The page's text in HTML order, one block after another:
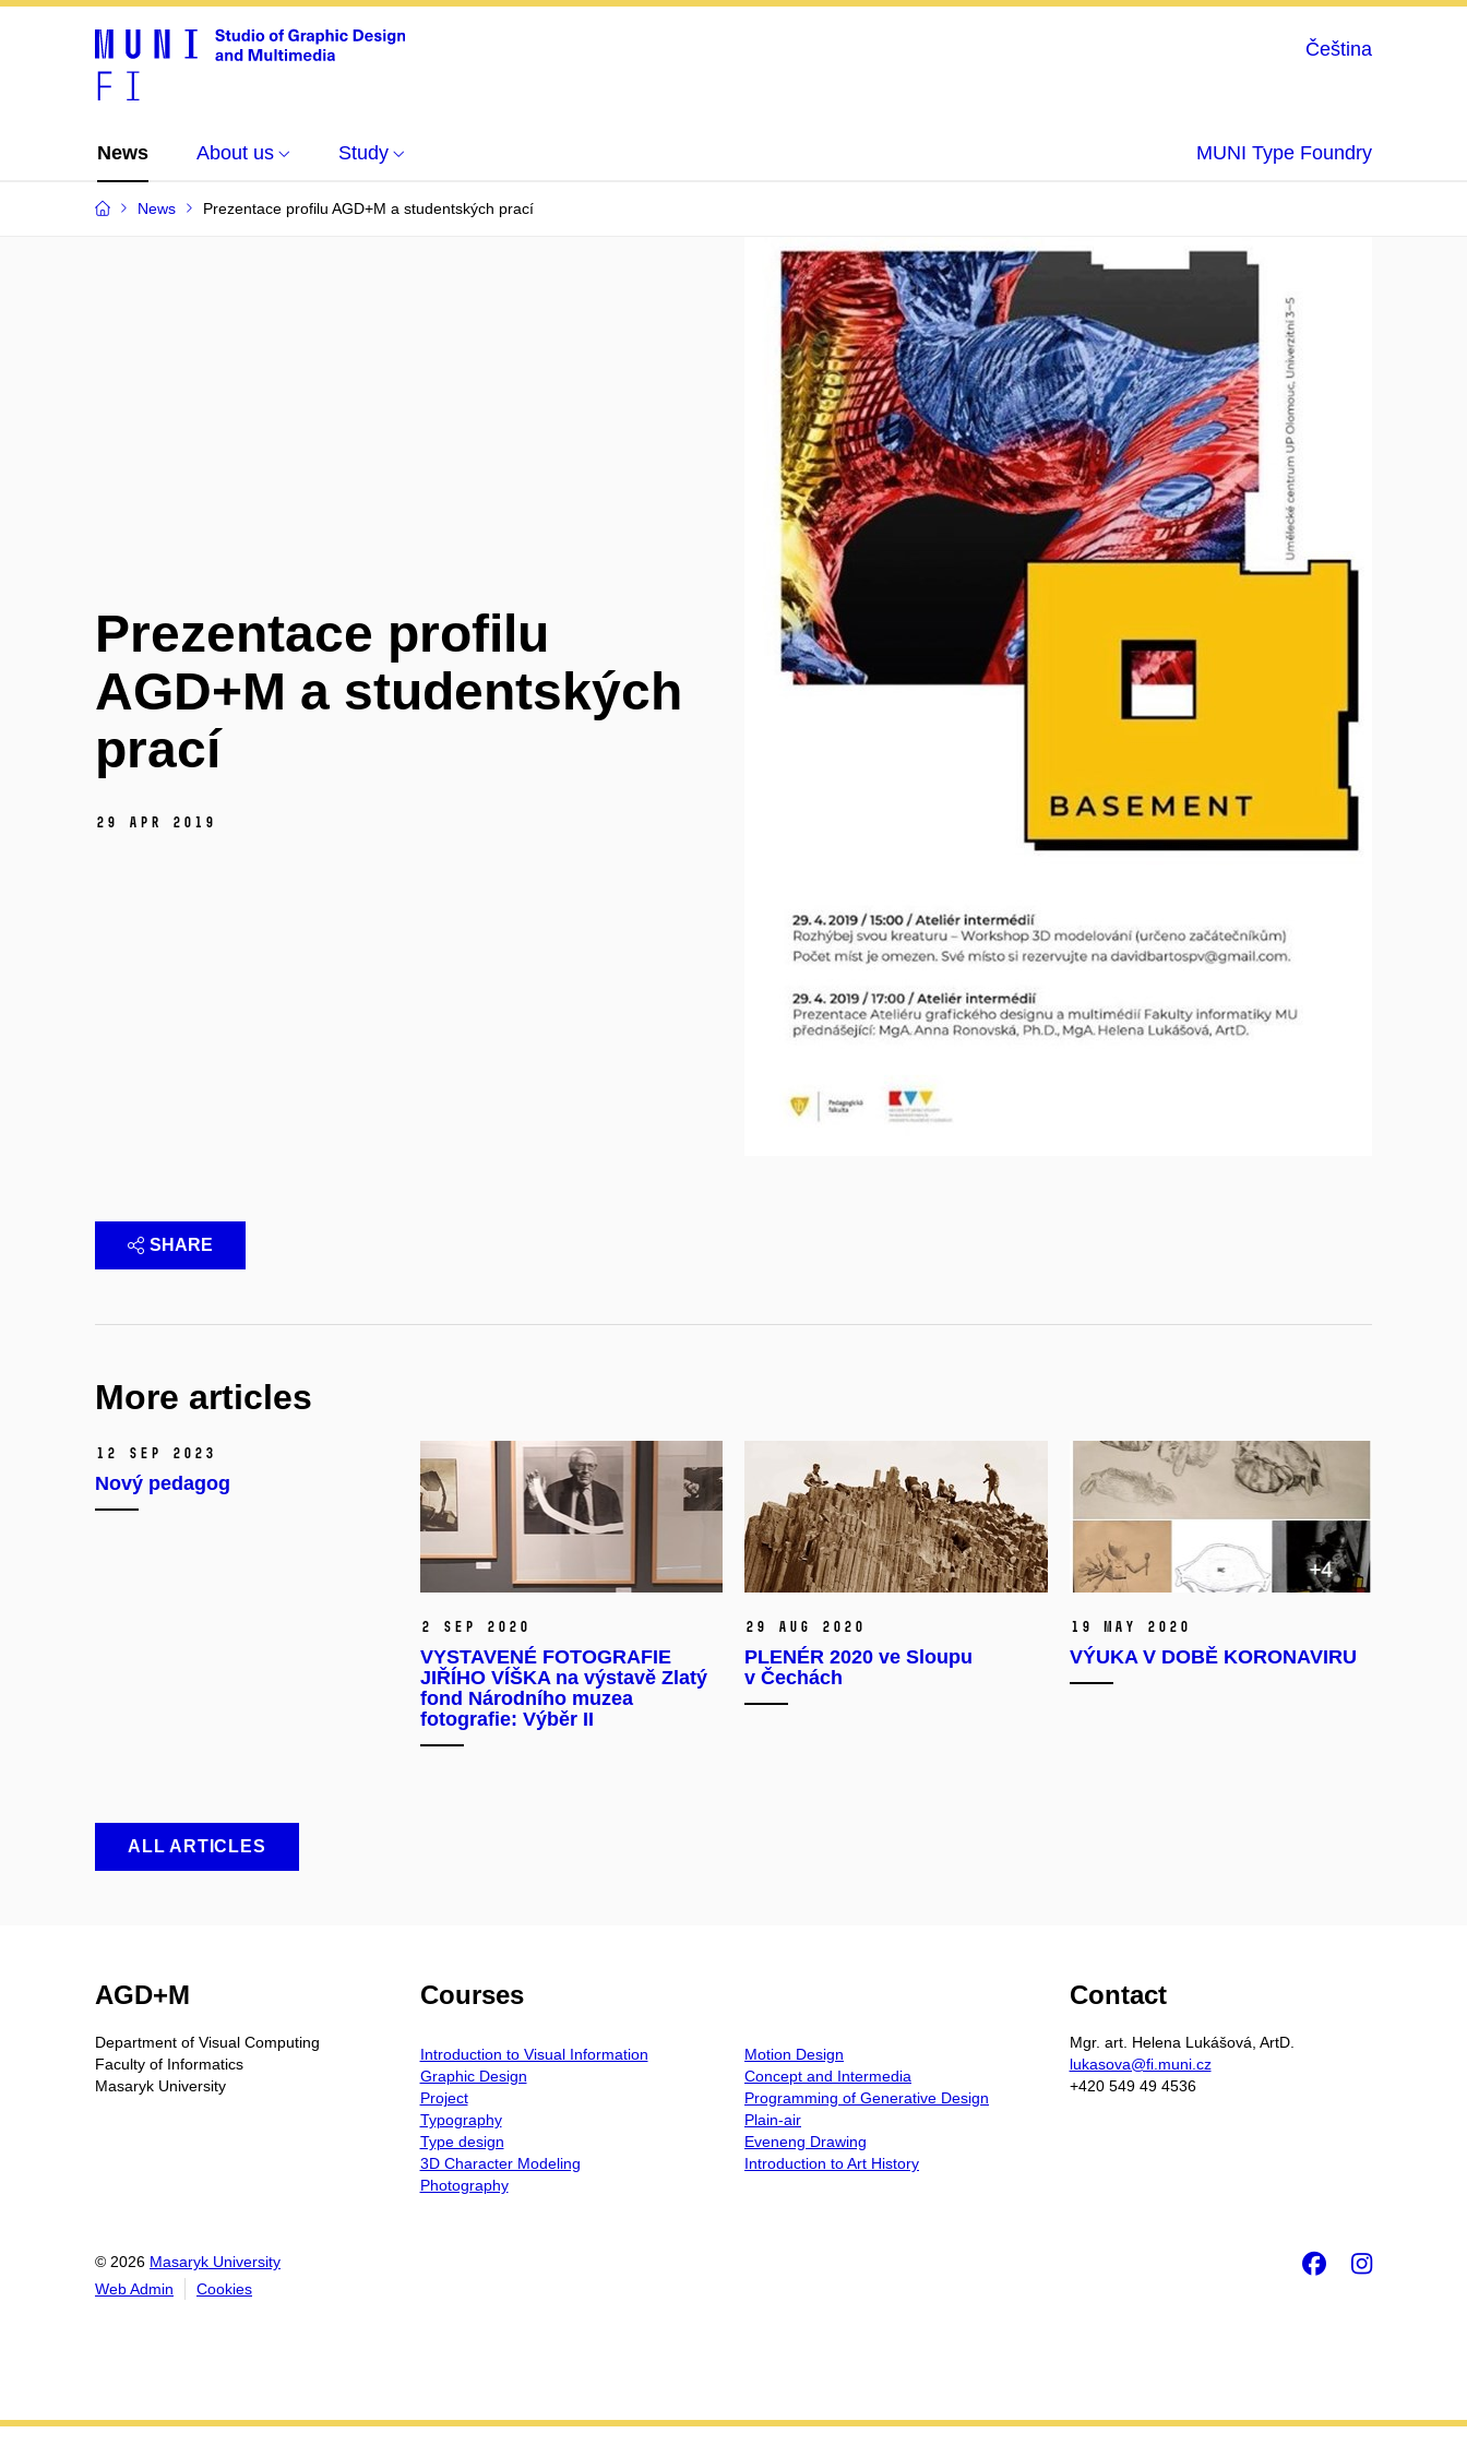
Čeština
News About us Study MUNI Type Foundry
News Prezentace profilu AGD+M a studentských prací
Prezentace profilu
AGD+M a studentských
prací
29 Apr 2019
SHARE
More articles
12 Sep 2023
Nový pedagog
2 Sep 2020
VYSTAVENÉ FOTOGRAFIE
JIŘÍHO VÍŠKA na výstavě Zlatý
fond Národního muzea
fotografie: Výběr II
29 Aug 2020
PLENÉR 2020 ve Sloupu
v Čechách
19 May 2020
VÝUKA V DOBĚ KORONAVIRU
ALL ARTICLES
AGD+M
Department of Visual Computing
Faculty of Informatics
Masaryk University
Courses
Introduction to Visual Information
Graphic Design
Project
Typography
Type design
3D Character Modeling
Photography
Motion Design
Concept and Intermedia
Programming of Generative Design
Plain-air
Eveneng Drawing
Introduction to Art History
Contact
Mgr. art. Helena Lukášová, ArtD.
lukasova@fi.muni.cz
+420 549 49 4536
© 2026 Masaryk University
Web Admin
Cookies
Facebook